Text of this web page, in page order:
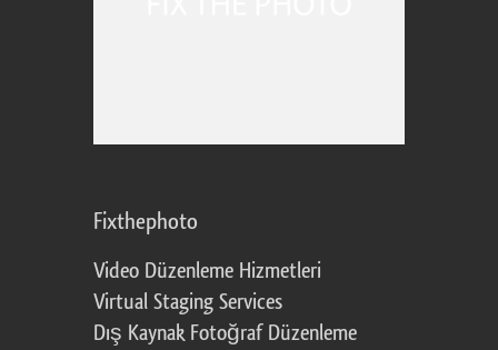
Fixthephoto
Video Düzenleme Hizmetleri
Virtual Staging Services
Dış Kaynak Fotoğraf Düzenleme